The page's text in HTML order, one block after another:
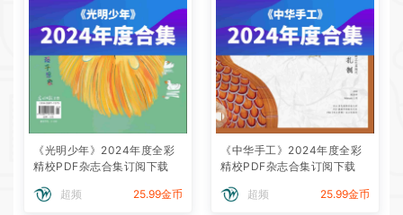
《光明少年》2024年度全彩
精校PDF杂志合集订阅下载
超频 25.99金币
《中华手工》2024年度全彩
精校PDF杂志合集订阅下载
超频 25.99金币